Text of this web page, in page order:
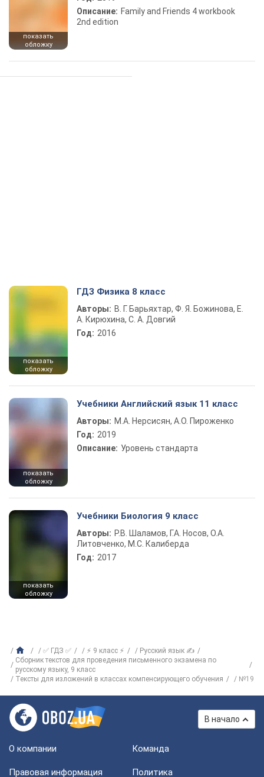
показать
обложку
Описание: Family and Friends 4 workbook
2nd edition
показать
обложку
ГДЗ Физика 8 класс
Авторы: В. Г. Барьяхтар, Ф. Я. Божинова, Е.
А. Кирюхина, С. А. Довгий
Год: 2016
показать
обложку
Учебники Английский язык 11 класс
Авторы: М.А. Нерсисян, А.О. Пироженко
Год: 2019
Описание: Уровень стандарта
показать
обложку
Учебники Биология 9 класс
Авторы: Р.В. Шаламов, Г.А. Носов, О.А.
Литовченко, М.С. Калиберда
Год: 2017
✅ ГДЗ ✅ ⚡ 9 класс ⚡
Русский язык ✍
Сборник текстов для проведения письменного экзамена по
русскому языку, 9 класс
Тексты для изложений в классах компенсирующего обучения
№19
В начало
О компании Команда
Правовая информация
Политика